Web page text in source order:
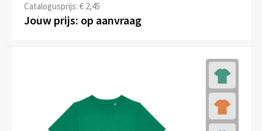
Catalogusprijs: € 2,45
Jouw prijs: op aanvraag